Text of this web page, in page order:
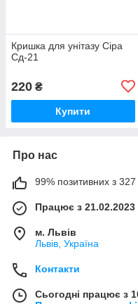
Кришка для унітазу Сіра
Сд-21
220 ₴
Купити
Про нас
99% позитивних з 327
Працює з 21.02.2023
м. Львів
Львів, Україна
Контакти
Сьогодні працює з